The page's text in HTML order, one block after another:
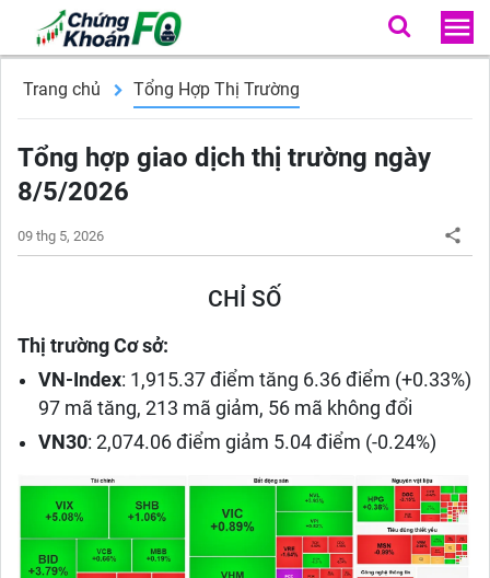
Trang chủ Tổng Hợp Thị Trường
Tổng hợp giao dịch thị trường ngày
8/5/2026
09 thg 5, 2026
CHỈ SỐ
Thị trường Cơ sở:
VN-Index: 1,915.37 điểm tăng 6.36 điểm (+0.33%)
97 mã tăng, 213 mã giảm, 56 mã không đổi
VN30: 2,074.06 điểm giảm 5.04 điểm (-0.24%)